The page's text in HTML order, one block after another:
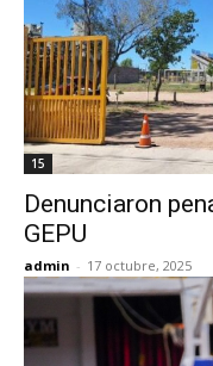
15
Denunciaron
GEPU
admin - 17 octubre, 2025